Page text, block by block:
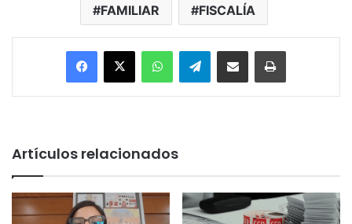
FAMILIAR FISCALÍA
Facebook
X WhatsAppTelegramEnviar vía email Imprimir
Artículos relacionados